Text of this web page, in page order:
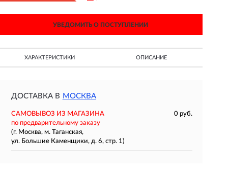
УВЕДОМИТЬ О ПОСТУПЛЕНИИ
ХАРАКТЕРИСТИКИ ОПИСАНИЕ
ДОСТАВКА В МОСКВА
САМОВЫВОЗ ИЗ МАГАЗИНА
0 руб.
по предварительному заказу
(г. Москва, м. Таганская,
ул. Большие Каменщики, д. 6, стр. 1)